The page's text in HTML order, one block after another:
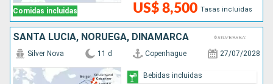
Comidas incluidas US$ 8,500 Tasas incluidas
SANTA LUCIA, NORUEGA, DINAMARCA
Silver Nova 11 d Copenhague 27/07/2028
Bebidas incluidas